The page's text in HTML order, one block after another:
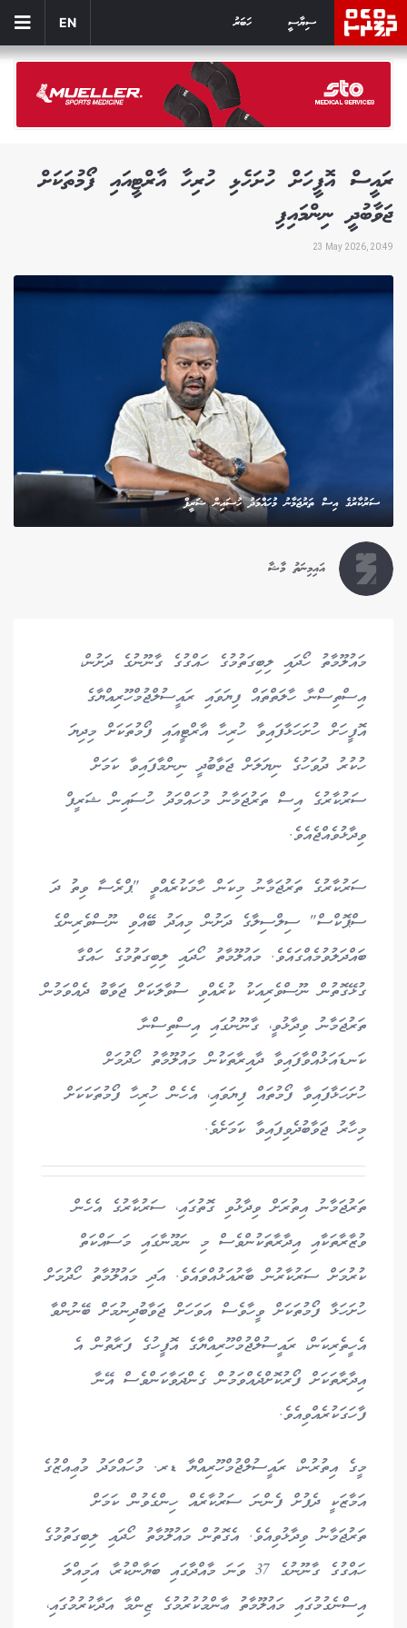
ސިޔާސީ ހަބަރު EN
ރައީސް އޮފީހަށް ހުށަހެޅި ހުރިހާ އާރްޓީއައި ފޯމުތަކަށް
ޖަވާބުދީ ނިންމައިފި
23 May 2026, 20:49
ސަރުކާރުގެ އިސް ތަރުޖަމާނު މުހައްމަދު ހުސައިން ޝަރީފް
އައިމިނަތު މާޝާ
މައުލޫމާތު ހޯދައި ލިބިގަތުމުގެ ހައްގުގެ ގާނޫނުގެ ދަށުން،
އިސްތިސްނާ ހާލަތްތައް ފިޔަވައި ރައީސުލްޖުމްހޫރިއްޔާގެ
އޮފީހަށް ހުށަހަޅާފައިވާ ހުރިހާ އާރްޓީއައި ފޯމުތަކަށް މިދިޔަ
ހުކުރު ދުވަހުގެ ނިޔަލަށް ޖަވާބުދީ ނިންމާފައިވާ ކަމަށް
ސަރުކާރުގެ އިސް ތަރުޖަމާނު މުހައްމަދު ހުސައިން ޝަރީފް
ވިދާޅުވެއްޖެއެވެ.
ސަރުކާރުގެ ތަރުޖަމާނު މިކަން ހާމަކުރެއްވީ "ޕްރެސާ ވިތު ދަ
ސްޕޮކްސް" ސިލްސިލާގެ ދަށުން މިއަދު ބޭއްވި ނޫސްވެރިންގެ
ބައްދަލުވުމެއްގައެވެ. މައުލޫމާތު ހޯދައި ލިބިގަތުމުގެ ހައްގާ
ގުޅޭގޮތުން ނޫސްވެރިއަކު ކުރެއްވި ސުވާލަކަށް ޖަވާބު ދެއްވަމުން
ތަރުޖަމާނު ވިދާޅުވީ، ގާނޫނުގައި އިސްތިސްނާ
ކަނޑައަޅުއްވާފައިވާ ދާއިރާތަކުން މައުލޫމާތު ހޯދުމަށް
ހުށަހަޅާފައިވާ ފޯމުތައް ފިޔަވައި، އެހެން ހުރިހާ ފޯމުތަކަކަށް
މިހާރު ޖަވާބުދެވިފައިވާ ކަމަށެވެ.
ތަރުޖަމާނު އިތުރަށް ވިދާޅުވި ގޮތުގައި، ސަރުކާރުގެ އެހެން
ވުޒާރާތަކާއި އިދާރާތަކުންވެސް މި ނަމޫނާގައި މަސައްކަތް
ކުރުމަށް ސަރުކާރުން ބާރުއަޅުއްވައެވެ. އަދި މައުލޫމާތު ހޯދުމަށް
ހުށަހަޅާ ފޯމުތަކަށް ވީހާވެސް އަވަހަށް ޖަވާބުދިނުމަށް ބޭނުންވާ
އެހީތެރިކަން، ރައީސުލްޖުމްހޫރިއްޔާގެ އޮފީހުގެ ފަރާތުން އެ
އިދާރާތަކަށް ފޯރުކޮށްދެއްވަމުން ގެންދަވާކަންވެސް އޭނާ
ފާހަގަކުރެއްވިއެވެ.
މީގެ އިތުރުން، ރައީސުލްޖުމްހޫރިއްޔާ ޑރ. މުހައްމަދު މުޢިއްޒުގެ
އަމާޒަކީ ދެފުށް ފެންނަ ސަރުކާރެއް ހިންގެވުން ކަމަށް
ތަރުޖަމާނު ވިދާޅުވިއެވެ. އެގޮތުން މައުލޫމާތު ހޯދައި ލިބިގަތުމުގެ
ހައްގުގެ ގާނޫނުގެ 37 ވަނަ މާއްދާގައި ބަޔާންކުރާ، އަމިއްލަ
އިސްނެގުމުގައި މައުލޫމާތު ޢާންމުކުރުމުގެ ޒިންމާ އަދާކުރުމުގައި،